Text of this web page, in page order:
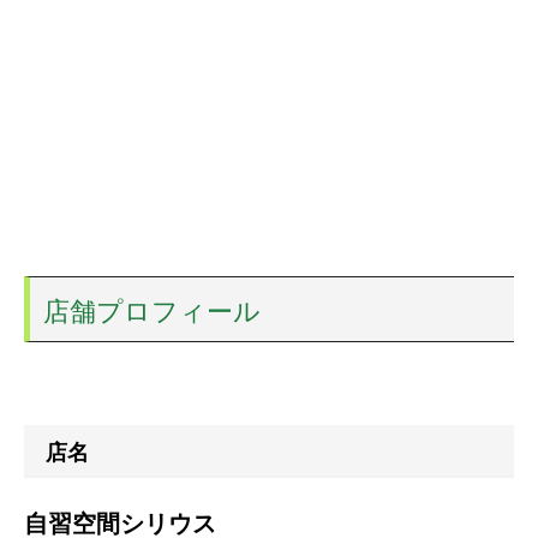
店舗プロフィール
店名
自習空間シリウス